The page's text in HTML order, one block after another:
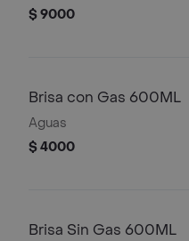
$ 9000
Brisa con Gas 600ML
Aguas
$ 4000
Brisa Sin Gas 600ML